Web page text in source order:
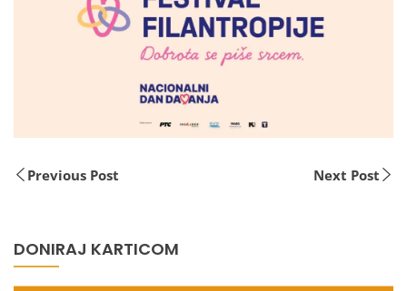
Previous Post Next Post
DONIRAJ KARTICOM